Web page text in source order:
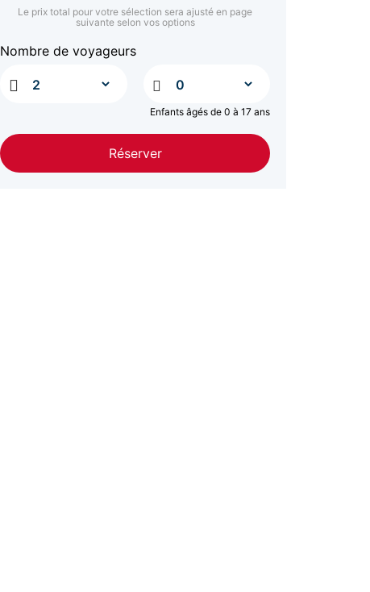
Le prix total pour votre sélection sera ajusté en page
suivante selon vos options
Nombre de voyageurs
Enfants âgés de 0 à 17 ans
Réserver